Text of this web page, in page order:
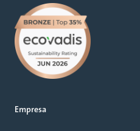
Empresa